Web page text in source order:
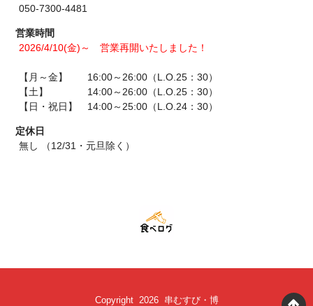
050-7300-4481
営業時間
2026/4/10(金)～ 営業再開いたしました！
【月～金】 16:00～26:00（L.O.25：30）
【土】 14:00～26:00（L.O.25：30）
【日・祝日】 14:00～25:00（L.O.24：30）
定休日
無し （12/31・元旦除く）
Copyright 2026 串むすび・博